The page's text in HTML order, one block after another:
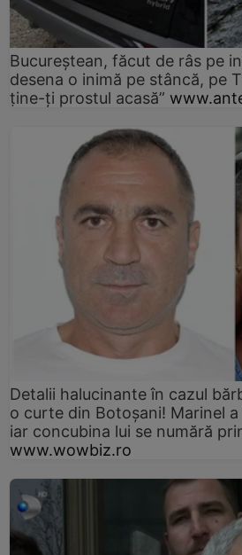
Bucureștean, făcut de râs pe
desena o inimă pe stâncă, pe
ține-ți prostul acasă”
Detalii halucinante în cazul
o curte din Botoșani! Marinel
iar concubina lui se numără
www.wowbiz.ro